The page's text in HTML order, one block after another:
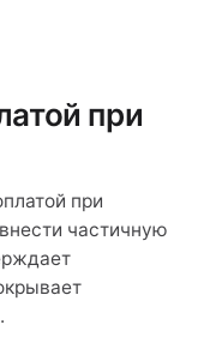
при
при
частичную